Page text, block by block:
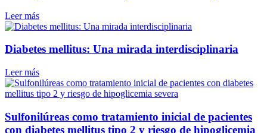
Leer más
Diabetes mellitus: Una mirada interdisciplinaria
Leer más
Sulfonilúreas como tratamiento inicial de pacientes
con diabetes mellitus tipo 2 y riesgo de hipoglicemia